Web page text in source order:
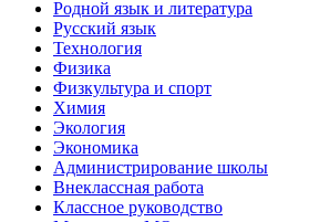
Родной язык и литература
Русский язык
Технология
Физика
Физкультура и спорт
Химия
Экология
Экономика
Администрирование школы
Внеклассная работа
Классное руководство